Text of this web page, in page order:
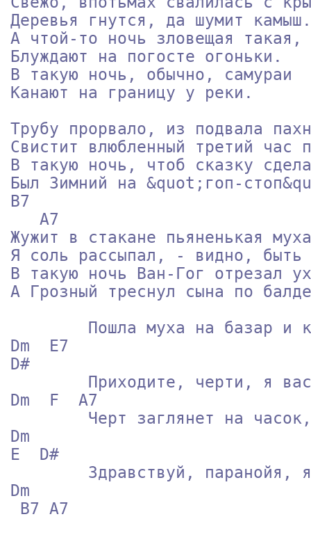
Деревья гнутся, да шумит
А чтой-то ночь зловещая
Блуждают на погосте
В такую ночь, обычно,
Канают на границу у
Трубу прорвало, из подвала
Свистит влюбленный третий
В такую ночь, чтоб сказку
Был Зимний на &quot;гоп-
B7
Жужит в стакане
Я соль рассыпал, - видно,
В такую ночь Ван-Гог
А Грозный треснул сына по
Dm  Е7
D#
Dm  F  A7
Dm
Е  D#
Dm